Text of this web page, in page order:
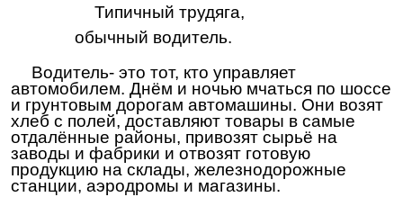
Типичный трудяга,
обычный водитель.
Водитель- это тот, кто управляет
автомобилем. Днём и ночью мчаться по шоссе
и грунтовым дорогам автомашины. Они возят
хлеб с полей, доставляют товары в самые
отдалённые районы, привозят сырьё на
заводы и фабрики и отвозят готовую
продукцию на склады, железнодорожные
станции, аэродромы и магазины.